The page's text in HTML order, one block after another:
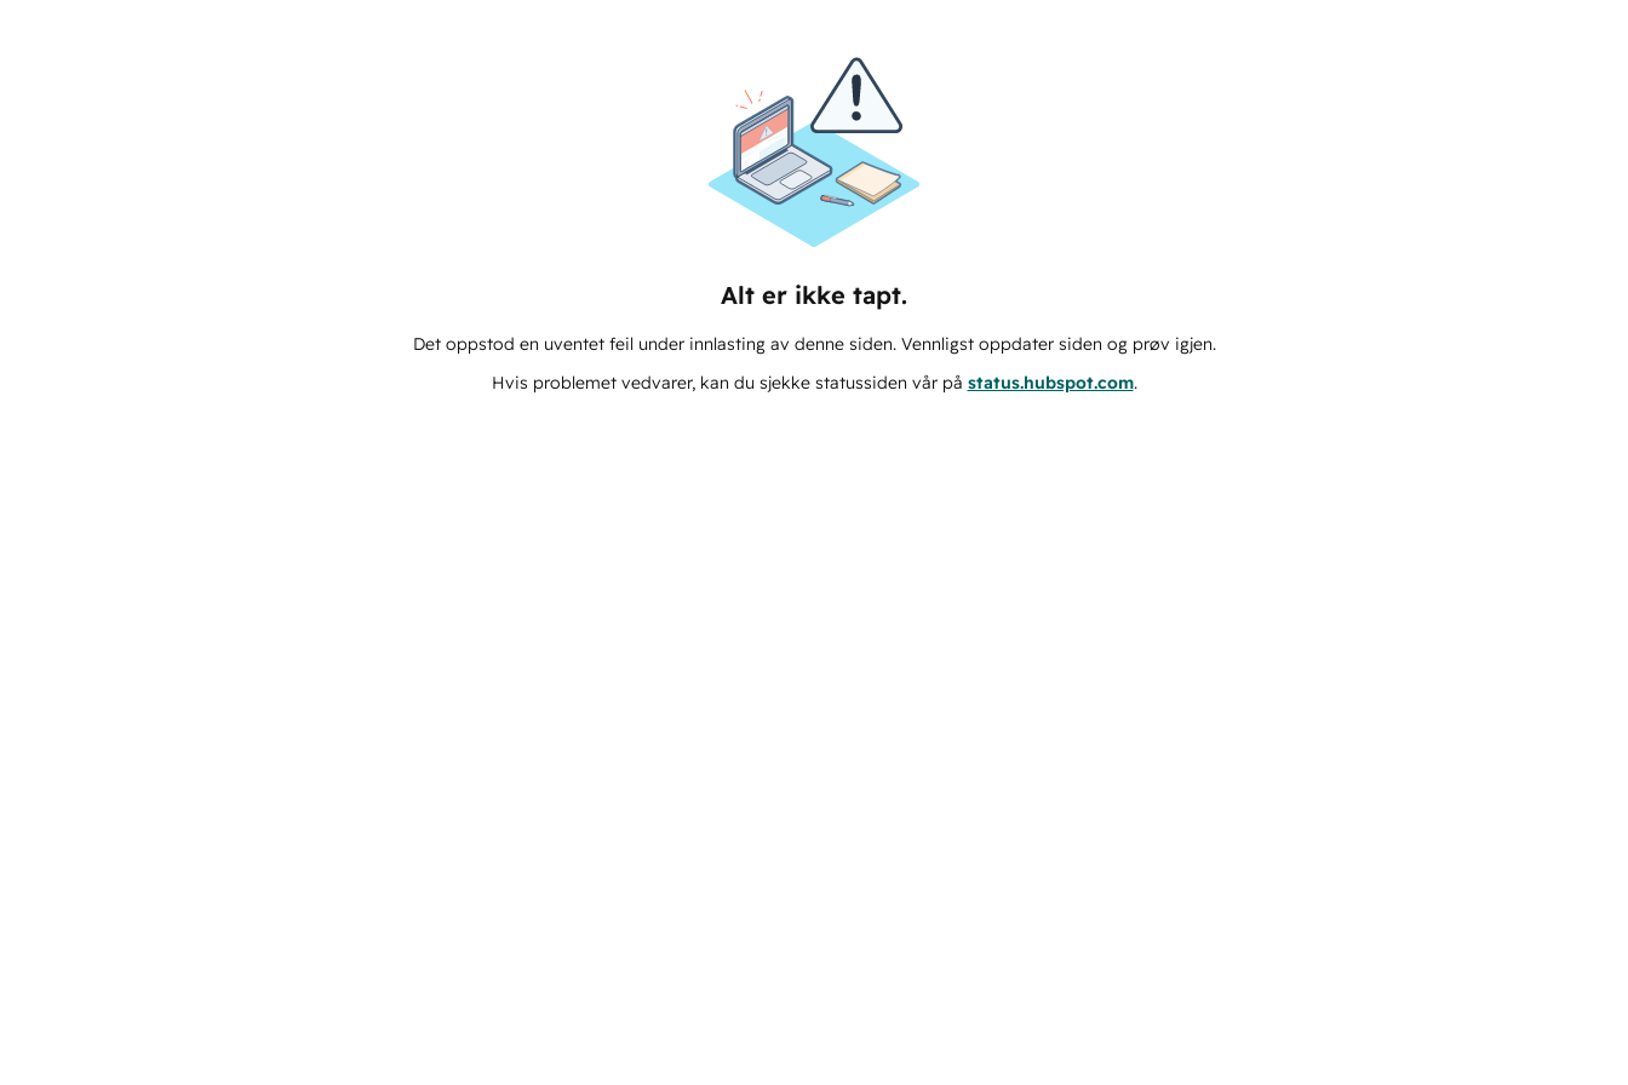
Alt er ikke tapt.
Det oppstod en uventet feil under innlasting av denne siden. Vennligst oppdater siden og prøv igjen.
Hvis problemet vedvarer, kan du sjekke statussiden vår på status.hubspot.com.